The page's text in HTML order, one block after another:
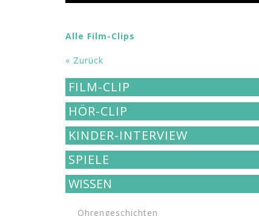
Alle Film-Clips
« Zurück
FILM-CLIP
HÖR-CLIP
KINDER-INTERVIEW
SPIELE
WISSEN
Ohrengeschichten